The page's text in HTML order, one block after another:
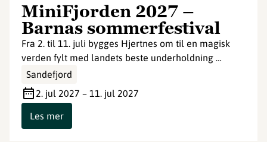
MiniFjorden 2027 –
Barnas sommerfestival
Fra 2. til 11. juli bygges Hjertnes om til en magisk
verden fylt med landets beste underholdning …
Sandefjord
2. jul 2027 – 11. jul 2027
Les mer